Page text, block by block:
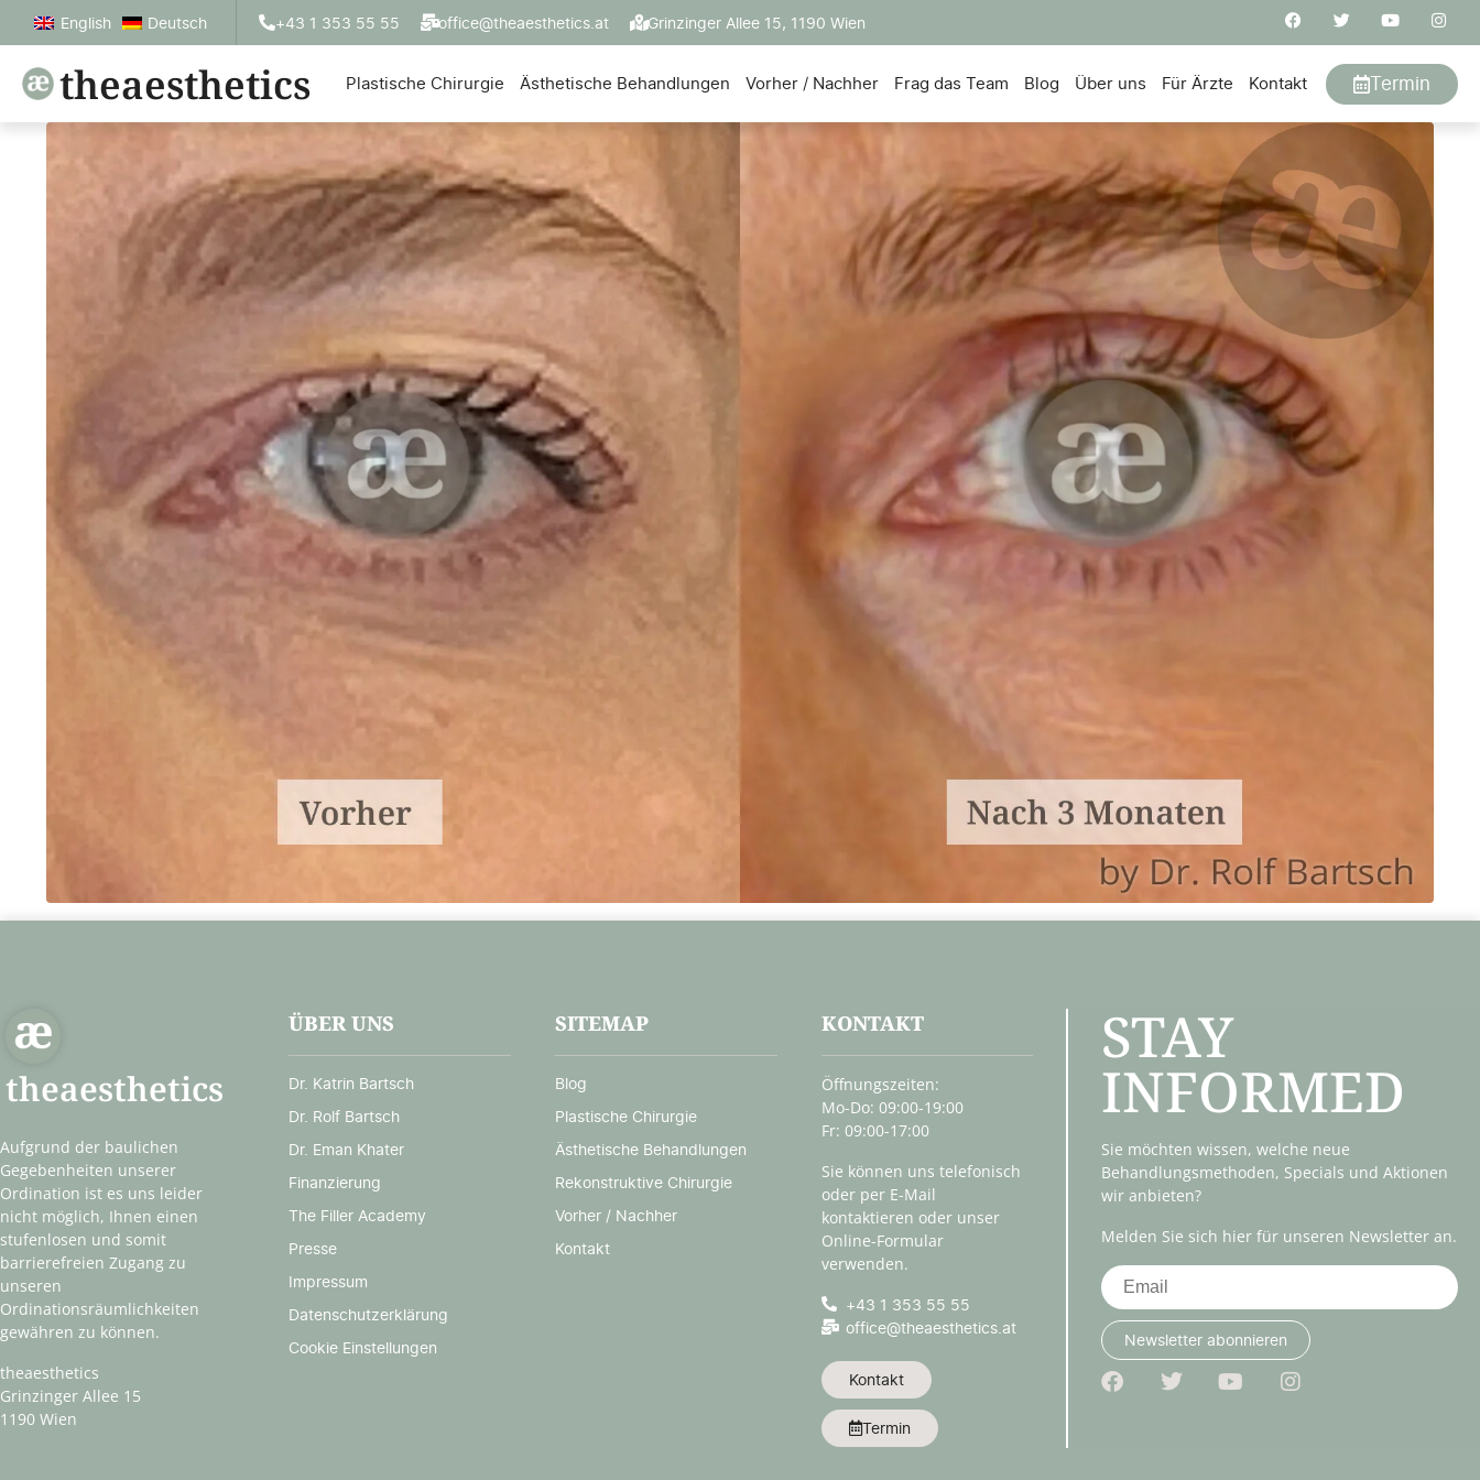
English Deutsch +43 1 353 55 55 office@theaesthetics.at Grinzinger Allee 15, 1190 Wien
theaesthetics Plastische Chirurgie Ästhetische Behandlungen Vorher / Nachher Frag das Team Blog Über uns Für Ärzte Kontakt Termin
theaesthetics
Aufgrund der baulichen
Gegebenheiten unserer
Ordination ist es uns leider
nicht möglich, Ihnen einen
stufenlosen und somit
barrierefreien Zugang zu
unseren
Ordinationsräumlichkeiten
gewähren zu können.
theaesthetics
Grinzinger Allee 15
1190 Wien
ÜBER UNS
Dr. Katrin Bartsch
Dr. Rolf Bartsch
Dr. Eman Khater
Finanzierung
The Filler Academy
Presse
Impressum
Datenschutzerklärung
Cookie Einstellungen
SITEMAP
Blog
Plastische Chirurgie
Ästhetische Behandlungen
Rekonstruktive Chirurgie
Vorher / Nachher
Kontakt
KONTAKT
Öffnungszeiten:
Mo-Do: 09:00-19:00
Fr: 09:00-17:00
Sie können uns telefonisch
oder per E-Mail
kontaktieren oder unser
Online-Formular
verwenden.
+43 1 353 55 55
office@theaesthetics.at
Kontakt
Termin
STAY
INFORMED
Sie möchten wissen, welche neue
Behandlungsmethoden, Specials und Aktionen
wir anbieten?
Melden Sie sich hier für unseren Newsletter an.
Newsletter abonnieren